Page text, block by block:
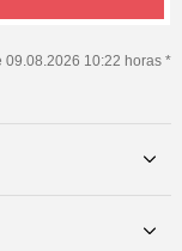
09.08.2026 10:22 horas *